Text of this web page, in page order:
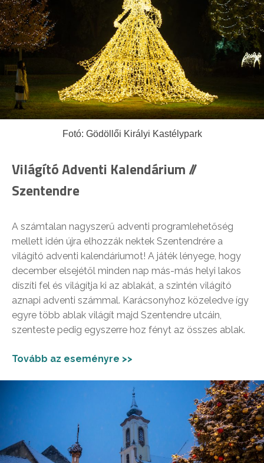
Fotó: Gödöllői Királyi Kastélypark
Világító Adventi Kalendárium //
Szentendre
A számtalan nagyszerű adventi programlehetőség
mellett idén újra elhozzák nektek Szentendrére a
világító adventi kalendáriumot! A játék lényege, hogy
december elsejétől minden nap más-más helyi lakos
díszíti fel és világítja ki az ablakát, a szintén világító
aznapi adventi számmal. Karácsonyhoz közeledve így
egyre több ablak világít majd Szentendre utcáin,
szenteste pedig egyszerre hoz fényt az összes ablak.
Tovább az eseményre >>